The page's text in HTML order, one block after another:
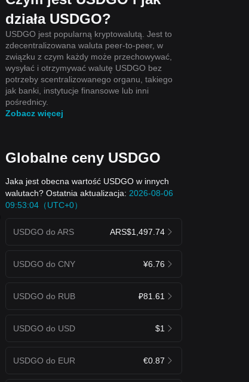
działa USDGO?
USDGO jest popularną kryptowalutą. Jest to
zdecentralizowana waluta peer-to-peer, w
związku z czym każdy może przechowywać,
wysyłać i otrzymywać walutę USDGO bez
potrzeby scentralizowanego organu, takiego
jak banki, instytucje finansowe lub inni
pośrednicy.
Zobacz więcej
Globalne ceny USDGO
Jaka jest obecna wartość USDGO w innych
walutach? Ostatnia aktualizacja: 2026-08-06
09:53:04（UTC+0）
USDGO do ARS ARS$1,497.74
USDGO do CNY ¥6.76
USDGO do RUB ₽81.61
USDGO do USD $1
USDGO do EUR €0.87